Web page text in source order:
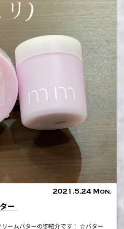
2021.5.24 Mon.
ー
ームバターの御紹介です！ ☆バター